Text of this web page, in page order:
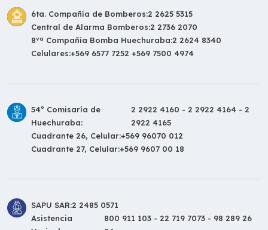
6ta. Compañía de Bomberos:2 2625 5315
Central de Alarma Bomberos:2 2736 2070
8va Compañía Bomba Huechuraba:2 2624 8340
Celulares:+569 6577 7252 +569 7500 4974
54º Comisaría de
Huechuraba:
2 2922 4160 - 2 2922 4164 - 2
2922 4165
Cuadrante 26, Celular:+569 96070 012
Cuadrante 27, Celular:+569 9607 00 18
SAPU SAR:2 2485 0571
Asistencia
800 911 103 - 22 719 7073 - 98 289 26